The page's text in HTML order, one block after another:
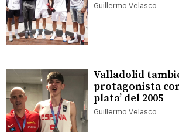
Guillermo Velasco
Valladolid
protagonista
plata’ del 2005
Guillermo Velasco